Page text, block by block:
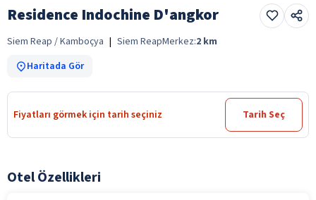
Residence Indochine D'angkor
Siem Reap / Kamboçya | Siem ReapMerkez:2 km
Haritada Gör
Fiyatları görmek için tarih seçiniz Tarih Seç
Otel Özellikleri